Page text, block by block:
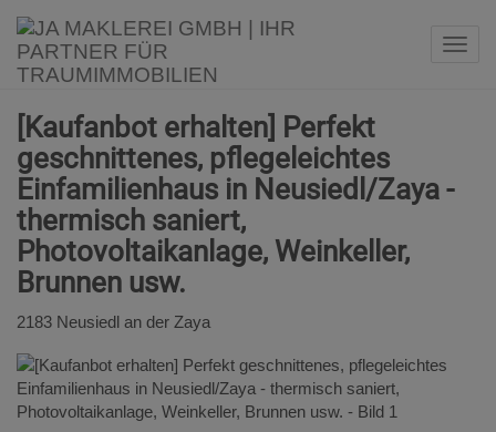
[Kaufanbot erhalten] Perfekt
geschnittenes, pflegeleichtes
Einfamilienhaus in Neusiedl/Zaya -
thermisch saniert,
Photovoltaikanlage, Weinkeller,
Brunnen usw.
2183 Neusiedl an der Zaya